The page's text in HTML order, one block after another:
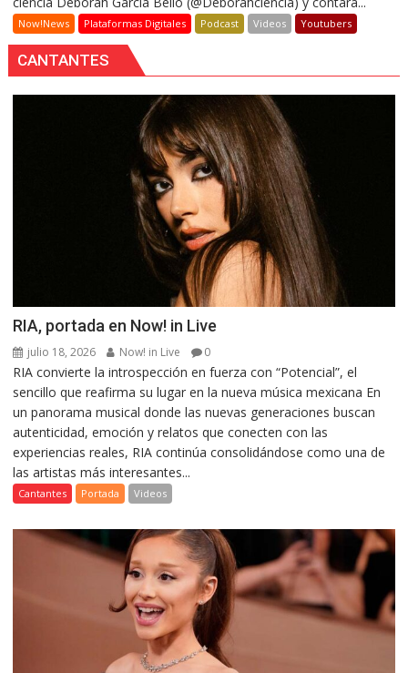
Now!News Plataformas Digitales Podcast Videos Youtubers
CANTANTES
RIA, portada en Now! in Live
julio 18, 2026 Now! in Live 0
RIA convierte la introspección en fuerza con “Potencial”, el
sencillo que reafirma su lugar en la nueva música mexicana En
un panorama musical donde las nuevas generaciones buscan
autenticidad, emoción y relatos que conecten con las
experiencias reales, RIA continúa consolidándose como una de
las artistas más interesantes...
Cantantes Portada Videos